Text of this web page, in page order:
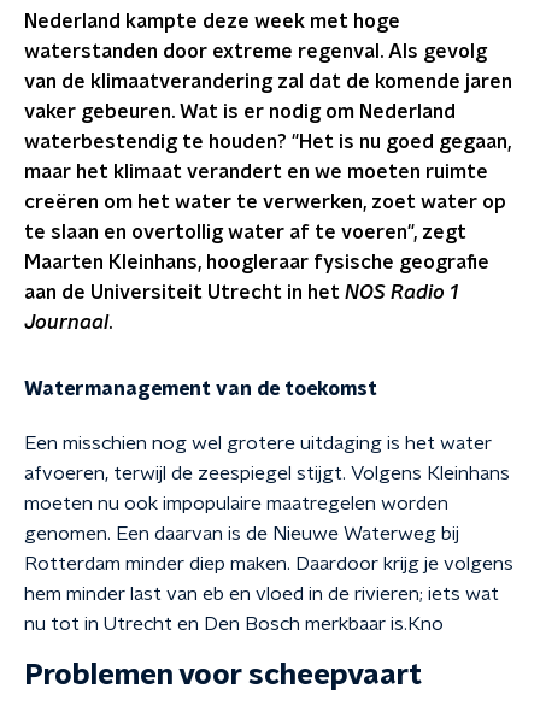
Nederland kampte deze week met hoge
waterstanden door extreme regenval. Als gevolg
van de klimaatverandering zal dat de komende jaren
vaker gebeuren. Wat is er nodig om Nederland
waterbestendig te houden? "Het is nu goed gegaan,
maar het klimaat verandert en we moeten ruimte
creëren om het water te verwerken, zoet water op
te slaan en overtollig water af te voeren", zegt
Maarten Kleinhans, hoogleraar fysische geografie
aan de Universiteit Utrecht in het NOS Radio 1
Journaal.
Watermanagement van de toekomst
Een misschien nog wel grotere uitdaging is het water
afvoeren, terwijl de zeespiegel stijgt. Volgens Kleinhans
moeten nu ook impopulaire maatregelen worden
genomen. Een daarvan is de Nieuwe Waterweg bij
Rotterdam minder diep maken. Daardoor krijg je volgens
hem minder last van eb en vloed in de rivieren; iets wat
nu tot in Utrecht en Den Bosch merkbaar is.Kno
Problemen voor scheepvaart